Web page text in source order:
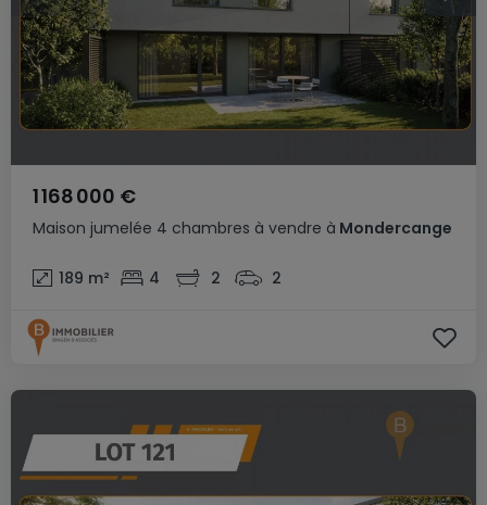
Maison jumelée 4 chambres à vendre à Mondercange
1 168 000 €
189 m² 4 2 2